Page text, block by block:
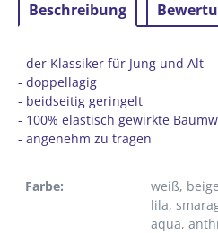
Beschreibung
- der Klassiker für Jung und Alt
- doppellagig
- beidseitig geringelt
- 100% elastisch gewirkte
- angenehm zu tragen
Farbe: weiß,
lila,
aqua,